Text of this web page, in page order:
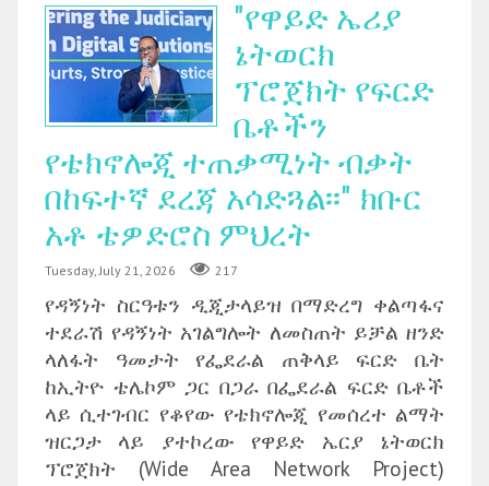
"የዋይድ ኤሪያ
ኔትወርክ
ፕሮጀክት የፍርድ
ቤቶችን
የቴክኖሎጂ ተጠቃሚነት ብቃት
በከፍተኛ ደረጃ አሳድጓል፡፡" ክቡር
አቶ ቴዎድሮስ ምህረት
Tuesday, July 21, 2026 217
የዳኝነት ስርዓቱን ዲጂታላይዝ በማድረግ ቀልጣፋና
ተደራሽ የዳኝነት አገልግሎት ለመስጠት ይቻል ዘንድ
ላለፋት ዓመታት የፌደራል ጠቅላይ ፍርድ ቤት
ከኢትዮ ቴሌኮም ጋር በጋራ በፌደራል ፍርድ ቤቶች
ላይ ሲተገብር የቆየው የቴክኖሎጂ የመሰረተ ልማት
ዝርጋታ ላይ ያተኮረው የዋይድ ኤርያ ኔትወርክ
ፕሮጀክት (Wide Area Network Project)